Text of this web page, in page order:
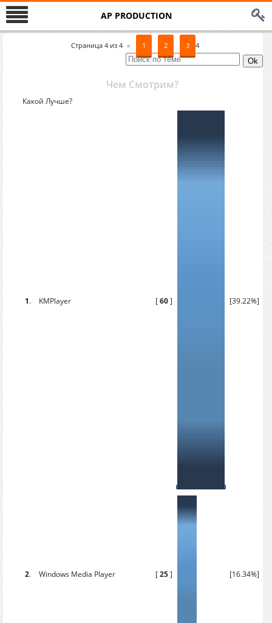
AP PRODUCTION
Страница 4 из 4 « 1 2 3 4
Чем Смотрим?
Какой Лучше?
1. KMPlayer [60] [39.22%]
2. Windows Media Player [25] [16.34%]